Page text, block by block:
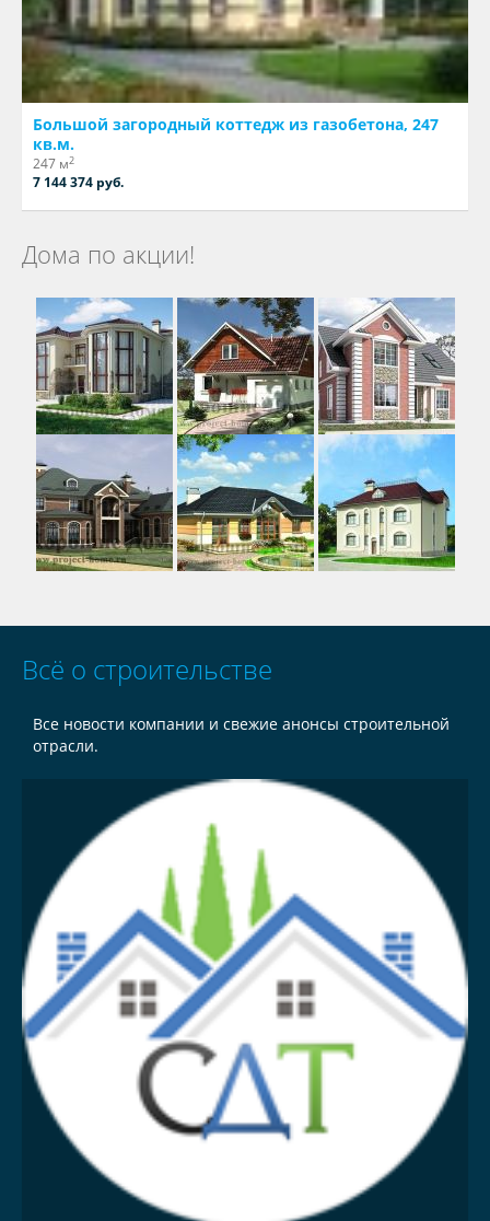
Большой загородный коттедж из газобетона, 247
кв.м.
247 м2
7 144 374 руб.
Дома по акции!
Всё о строительстве
Все новости компании и свежие анонсы строительной
отрасли.